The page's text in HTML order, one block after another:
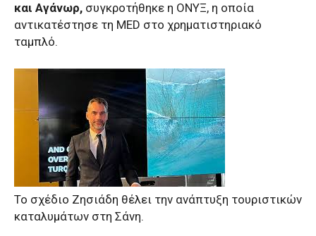
και Αγάνωρ, συγκροτήθηκε η ΟΝΥΞ, η οποία
αντικατέστησε τη MED στο χρηματιστηριακό
ταμπλό.
To σχέδιο Ζησιάδη θέλει την ανάπτυξη τουριστικών
καταλυμάτων στη Σάνη.